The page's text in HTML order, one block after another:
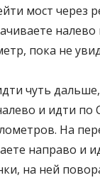
мост через
пока не
чуть
и идти по
На
направо и
на ней